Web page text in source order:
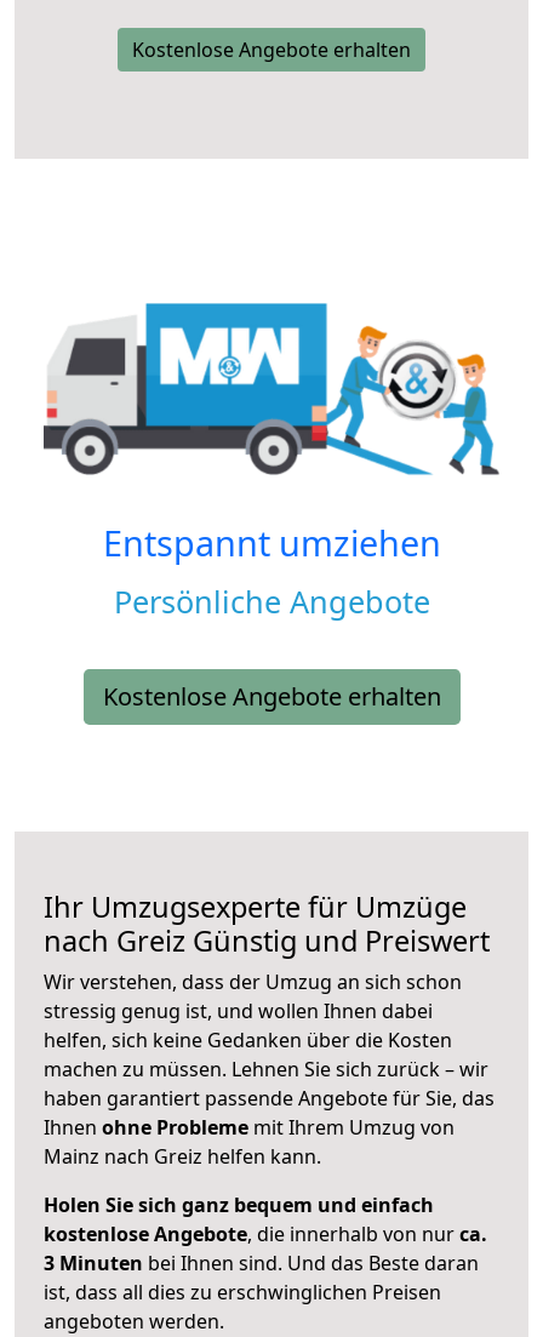
Kostenlose Angebote erhalten
Entspannt umziehen
Persönliche Angebote
Kostenlose Angebote erhalten
Ihr Umzugsexperte für Umzüge
nach Greiz Günstig und Preiswert
Wir verstehen, dass der Umzug an sich schon
stressig genug ist, und wollen Ihnen dabei
helfen, sich keine Gedanken über die Kosten
machen zu müssen. Lehnen Sie sich zurück – wir
haben garantiert passende Angebote für Sie, das
Ihnen ohne Probleme mit Ihrem Umzug von
Mainz nach Greiz helfen kann.
Holen Sie sich ganz bequem und einfach
kostenlose Angebote, die innerhalb von nurca.
3 Minuten bei Ihnen sind. Und das Beste daran
ist, dass all dies zu erschwinglichen Preisen
angeboten werden.